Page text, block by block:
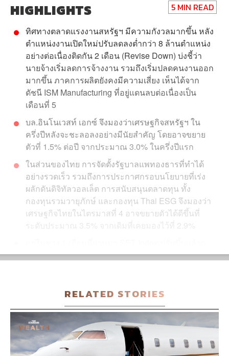
HIGHLIGHTS 5 MIN READ
ทิศทางตลาดแรงงานสหรัฐฯ มีความกังวลมากขึ้น หลัง
ตำแหน่งงานเปิดใหม่ปรับลดลงต่ำกว่า 8 ล้านตำแหน่ง
อย่างต่อเนื่องติดกัน 2 เดือน (Revise Down) บ่งชี้ว่า
นายจ้างเริ่มลดการจ้างงาน รวมถึงเริ่มปลดคนงานออก
มากขึ้น ภาคการผลิตยังคงมีความเสี่ยง เห็นได้จาก
ดัชนี ISM Manufacturing ที่อยู่แดนลบต่อเนื่องเป็น
เดือนที่ 5
บล.อินโนเวสท์ เอกซ์ จึงมองว่าเศรษฐกิจสหรัฐฯ ใน
ครึ่งปีหลังจะชะลอลงอย่างมีนัยสำคัญ โดยอาจขยาย
ตัวที่ 1.5% ต่อปี จากประมาณ 3.0% ในครึ่งปีแรก
ในส่วนของไทย การจัดตั้งรัฐบาลแพทองธารที่ทำได้
อย่างรวดเร็ว รวมถึงการประกาศกรอบนโยบายที่เร่ง
ผลักดันดิจิทัลวอลเล็ต การสนับสนุนตลาดทุน ทั้ง
กองทุนรวมวายุภักษ์ และกองทุน Thai ESG จึงมองว่า
เศรษฐกิจไทยในไตรมาสที่ 4 อาจขยายตัวได้ดีขึ้นที่
ระดับประมาณ 3.5% จากเดิมที่เคยมองไว้ที่ 2.9%
ว่า 10% จึงอาจต้องระวังแรงขายทำกำไรระยะสั้น
เพื่ออ่านบทความ EXCLUSIVE CONTENT ฟรี!
LOGIN SIGN UP
with your social network